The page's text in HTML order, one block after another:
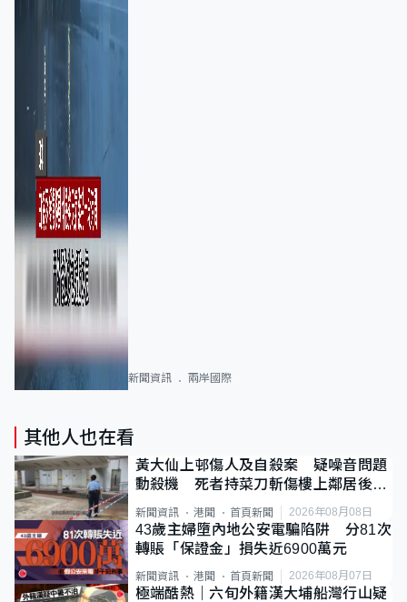
新聞資訊 兩岸國際
其他人也在看
黃大仙上邨傷人及自殺案 疑噪音問題
動殺機 死者持菜刀斬傷樓上鄰居後墮
新聞資訊 港聞 首頁新聞 2026年08月08日
43歲主婦墮內地公安電騙陷阱 分81次
轉賬「保證金」損失近6900萬元
新聞資訊 港聞 首頁新聞 2026年08月07日
極端酷熱｜六旬外籍漢大埔船灣行山疑